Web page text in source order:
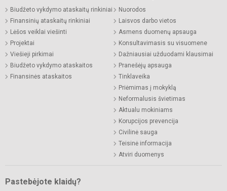
Biudžeto vykdymo ataskaitų rinkiniai
Finansinių ataskaitų rinkiniai
Lėšos veiklai viešinti
Projektai
Viešieji pirkimai
Biudžeto vykdymo ataskaitos
Finansinės ataskaitos
Nuorodos
Laisvos darbo vietos
Asmens duomenų apsauga
Konsultavimasis su visuomene
Dažniausiai užduodami klausimai
Pranešėjų apsauga
Tinklaveika
Priėmimas į mokyklą
Neformalusis švietimas
Aktualu mokiniams
Korupcijos prevencija
Civilinė sauga
Teisinė informacija
Atviri duomenys
Pastebėjote klaidų?